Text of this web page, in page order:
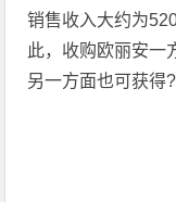
销售收入大约为
此，收购欧丽安一
另一方面也可获得